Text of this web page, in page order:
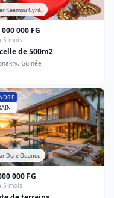
Keamou Cyril...
000 000 FG
5 mois
de 500m2
Guinée
Doré Odanou
000 FG
5 mois